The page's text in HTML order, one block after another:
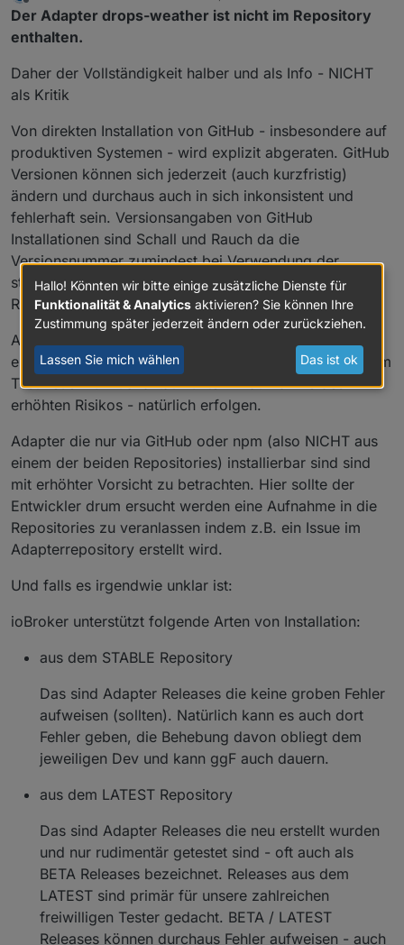
Offline
Der Adapter drops-weather ist nicht im Repository
enthalten.
Daher der Vollständigkeit halber und als Info - NICHT
als Kritik
Von direkten Installation von GitHub - insbesondere auf
produktiven Systemen - wird explizit abgeraten. GitHub
Versionen können sich jederzeit (auch kurzfristig)
ändern und durchaus auch in sich inkonsistent und
fehlerhaft sein. Versionsangaben von GitHub
Installationen sind Schall und Rauch da die
Versionsnummer zumindest bei Verwendung der
standardmäßigen Umgebung erst im Zuge der
Releaseerstellung geändert wird.
Auf explizite Aufforderung durch den Entwickler kann
eine GitHub Installation zur Fehlereingrenzung oder zum
Test neuer Funktionalität - unter Inkaufnahme des
erhöhten Risikos - natürlich erfolgen.
Adapter die nur via GitHub oder npm (also NICHT aus
einem der beiden Repositories) installierbar sind sind
mit erhöhter Vorsicht zu betrachten. Hier sollte der
Entwickler drum ersucht werden eine Aufnahme in die
Repositories zu veranlassen indem z.B. ein Issue im
Adapterrepository erstellt wird.
Und falls es irgendwie unklar ist:
ioBroker unterstützt folgende Arten von Installation:
aus dem STABLE Repository
Das sind Adapter Releases die keine groben Fehler
aufweisen (sollten). Natürlich kann es auch dort
Fehler geben, die Behebung davon obliegt dem
jeweiligen Dev und kann ggF auch dauern.
aus dem LATEST Repository
Das sind Adapter Releases die neu erstellt wurden
und nur rudimentär getestet sind - oft auch als
BETA Releases bezeichnet. Releases aus dem
LATEST sind primär für unsere zahlreichen
freiwilligen Tester gedacht. BETA / LATEST
Releases können durchaus Fehler aufweisen - auch
Hallo! Könnten wir bitte einige zusätzliche Dienste für
Funktionalität & Analytics aktivieren? Sie können Ihre
Zustimmung später jederzeit ändern oder zurückziehen.
Lassen Sie mich wählen Das ist ok